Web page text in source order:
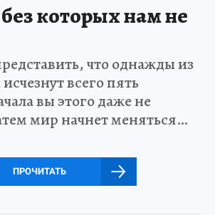
которых нам не
что однажды из
всего пять
вы этого даже не
мир начнет меняться…
ПРОЧИТАТЬ